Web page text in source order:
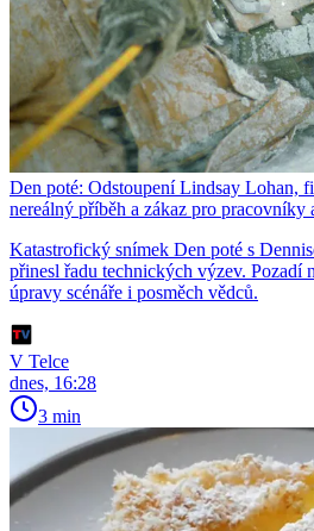
Den poté: Odstoupení Lindsay Lohan,
nereálný příběh a zákaz pro pracovníky
Katastrofický snímek Den poté s
přinesl řadu technických výzev. Pozadí
úpravy scénáře i posměch vědců.
V Telce
dnes, 16:28
3 min